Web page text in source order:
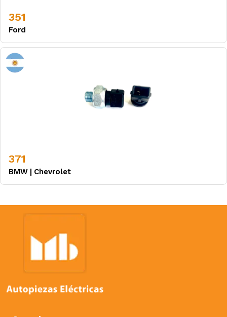
351
Ford
371
BMW | Chevrolet